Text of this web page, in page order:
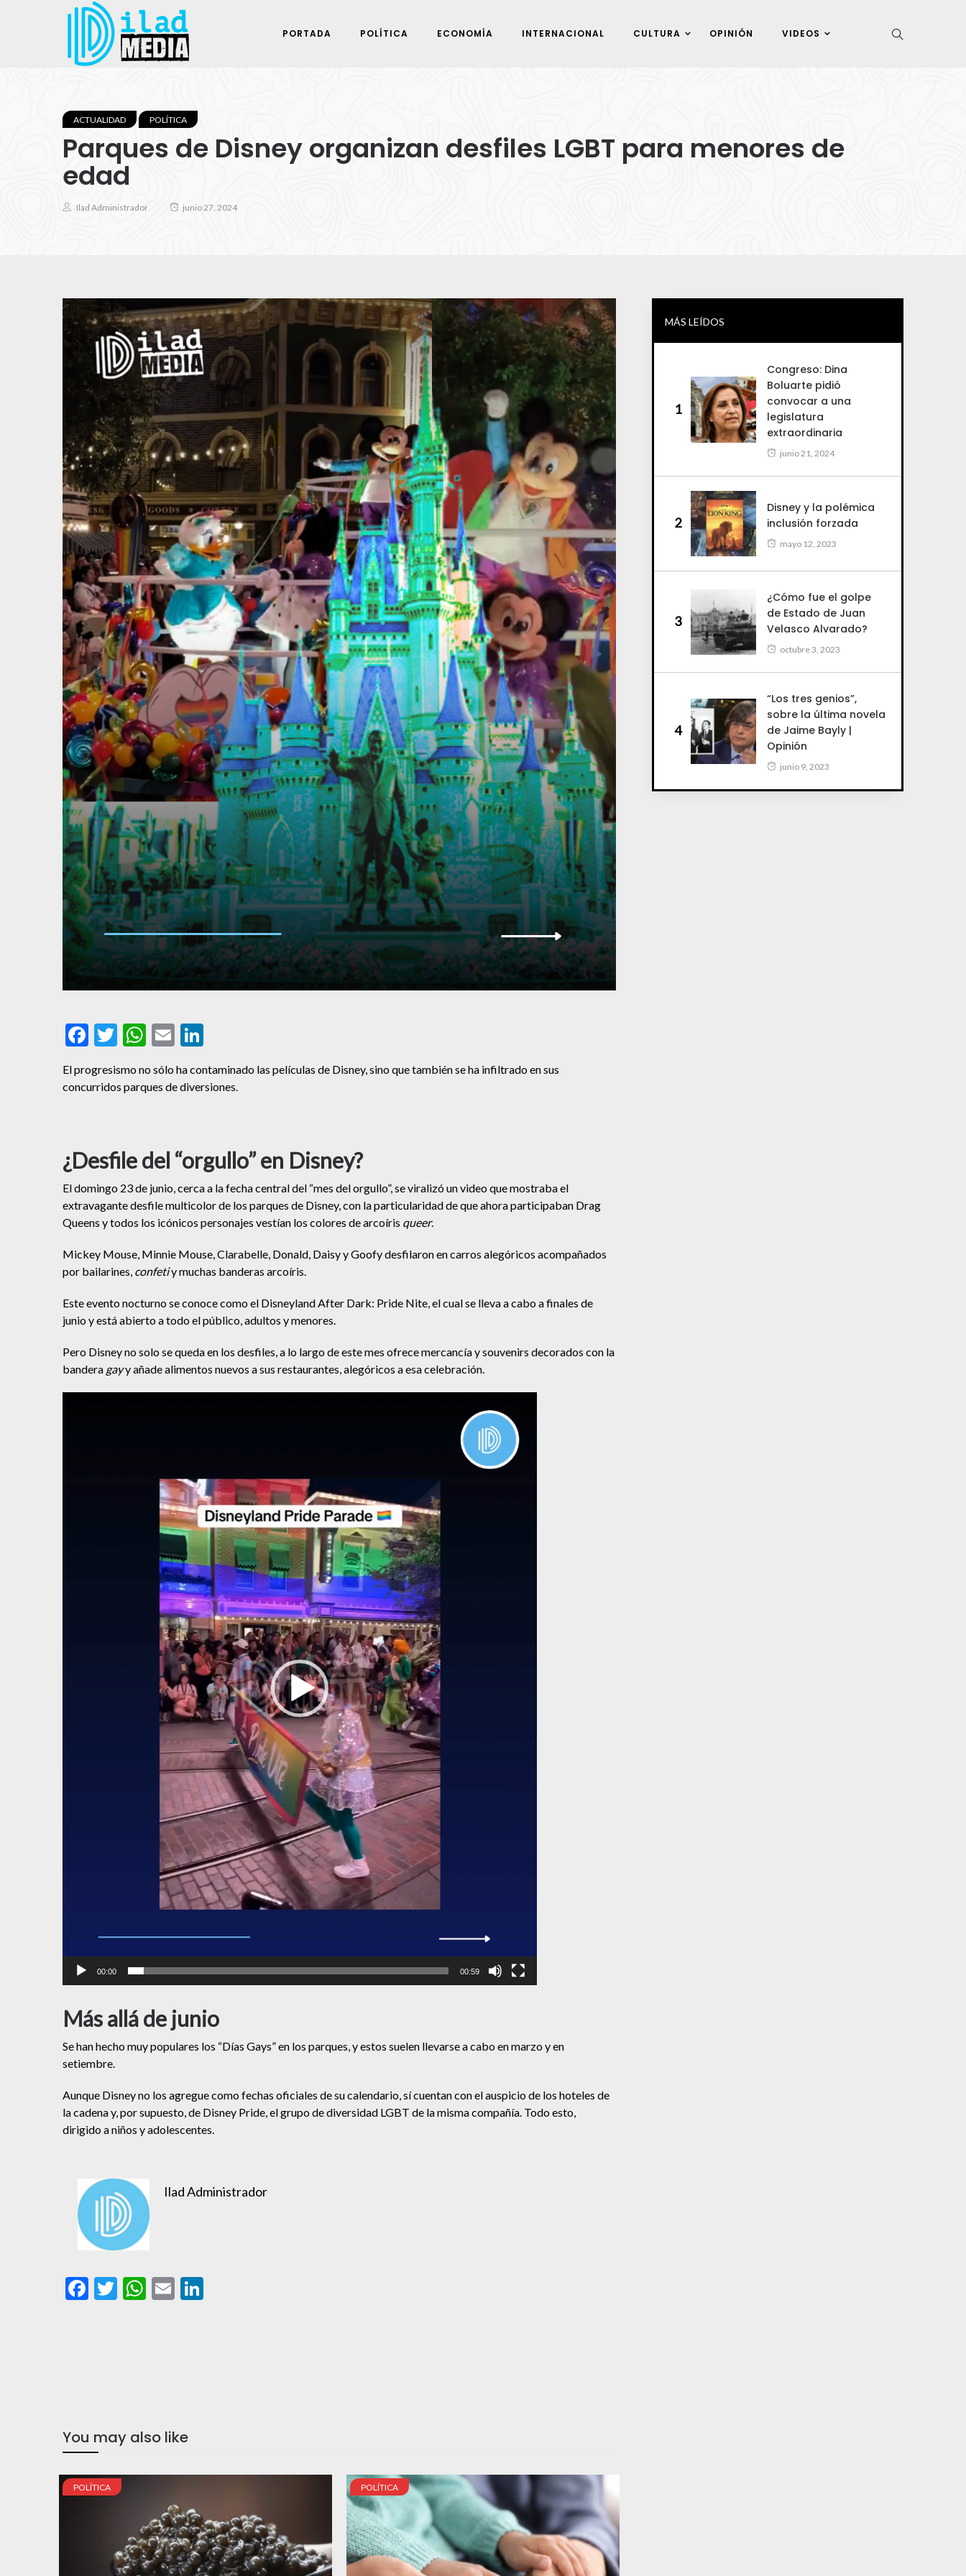
PORTADA POLÍTICA ECONOMÍA INTERNACIONAL CULTURA OPINIÓN VIDEOS
ACTUALIDAD POLÍTICA
Parques de Disney organizan desfiles LGBT para menores de
edad
Ilad Administrador junio 27, 2024
Facebook
Twitter
WhatsApp
Email
El progresismo no sólo ha contaminado las películas de Disney, sino que también se ha infiltrado en sus
concurridos parques de diversiones.
¿Desfile del “orgullo” en Disney?
El domingo 23 de junio, cerca a la fecha central del “mes del orgullo”, se viralizó un video que mostraba el
extravagante desfile multicolor de los parques de Disney, con la particularidad de que ahora participaban Drag
Queens y todos los icónicos personajes vestían los colores de arcoíris queer.
Mickey Mouse, Minnie Mouse, Clarabelle, Donald, Daisy y Goofy desfilaron en carros alegóricos acompañados
por bailarines, confetiy muchas banderas arcoíris.
Este evento nocturno se conoce como el Disneyland After Dark: Pride Nite, el cual se lleva a cabo a finales de
junio y está abierto a todo el público, adultos y menores.
Pero Disney no solo se queda en los desfiles, a lo largo de este mes ofrece mercancía y souvenirs decorados con la
bandera gayy añade alimentos nuevos a sus restaurantes, alegóricos a esa celebración.
00:00 00:59
Más allá de junio
Se han hecho muy populares los “Días Gays” en los parques, y estos suelen llevarse a cabo en marzo y en
setiembre.
Aunque Disney no los agregue como fechas oficiales de su calendario, sí cuentan con el auspicio de los hoteles de
la cadena y, por supuesto, de Disney Pride, el grupo de diversidad LGBT de la misma compañía. Todo esto,
dirigido a niños y adolescentes.
Ilad Administrador
Facebook
Twitter
WhatsApp
Email
You may also like
POLÍTICA POLÍTICA
MÁS LEÍDOS
1
Congreso: Dina
Boluarte pidió
convocar a una
legislatura
extraordinaria
junio 21, 2024
2
Disney y la polémica
inclusión forzada
mayo 12, 2023
3
¿Cómo fue el golpe
de Estado de Juan
Velasco Alvarado?
octubre 3, 2023
4
“Los tres genios”,
sobre la última novela
de Jaime Bayly |
Opinión
junio 9, 2023